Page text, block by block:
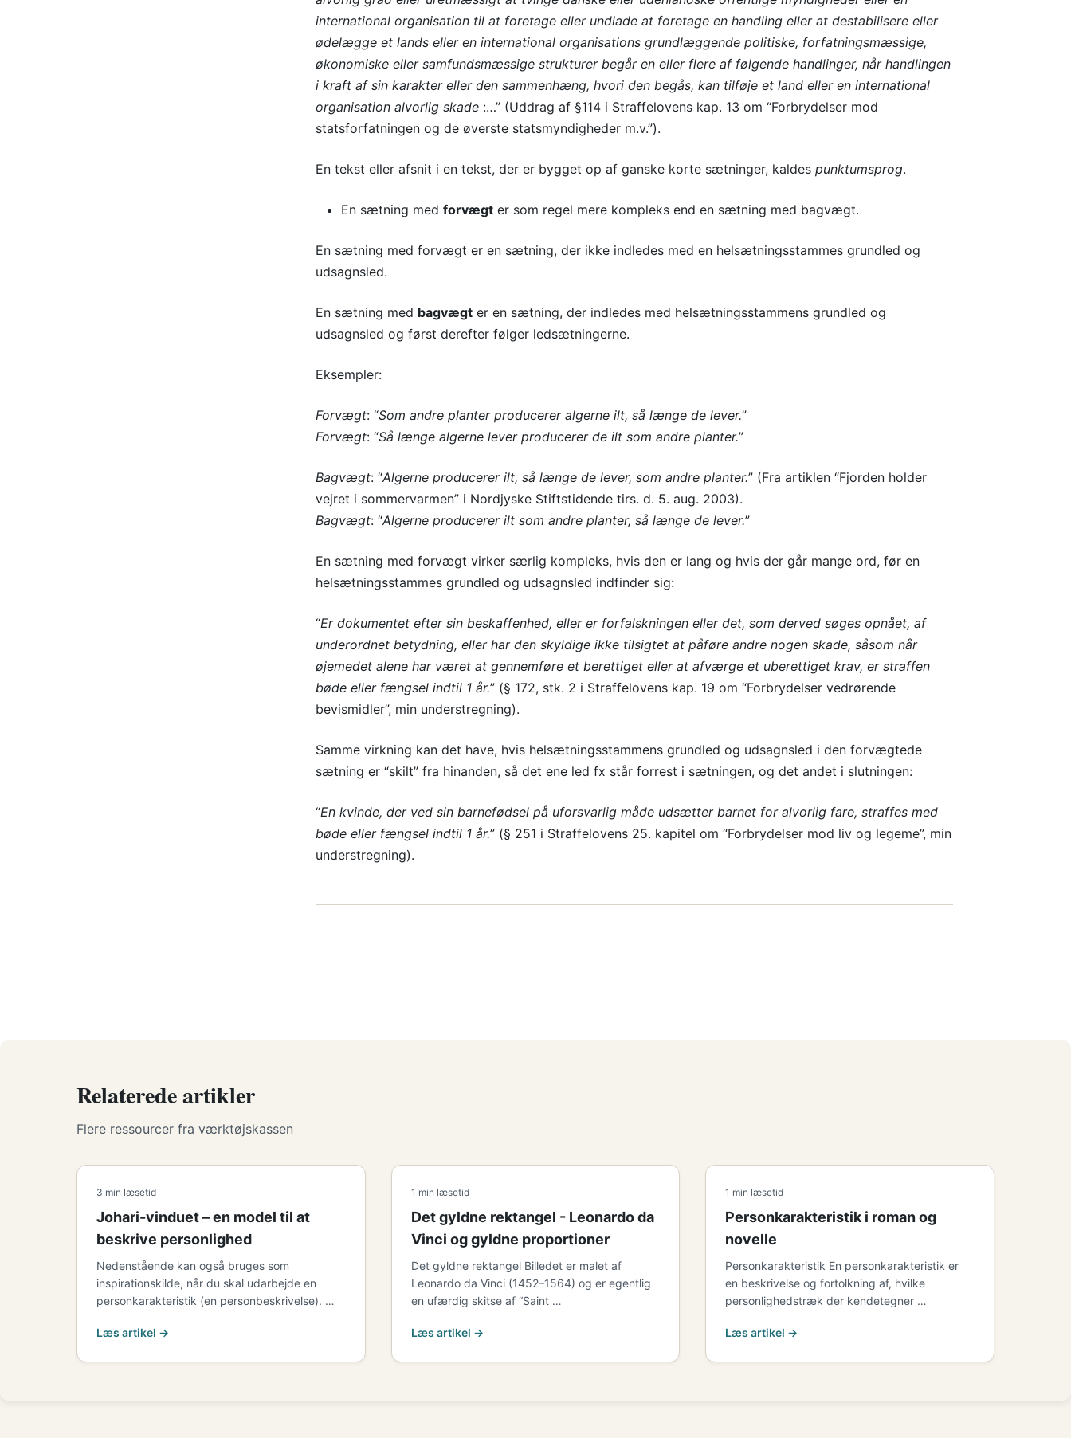
international organisation til at foretage eller undlade at foretage en handling eller at destabilisere eller
ødelægge et lands eller en international organisations grundlæggende politiske, forfatningsmæssige,
økonomiske eller samfundsmæssige strukturer begår en eller flere af følgende handlinger, når handlingen
i kraft af sin karakter eller den sammenhæng, hvori den begås, kan tilføje et land eller en international
organisation alvorlig skade :…” (Uddrag af §114 i Straffelovens kap. 13 om “Forbrydelser mod
statsforfatningen og de øverste statsmyndigheder m.v.”).
En tekst eller afsnit i en tekst, der er bygget op af ganske korte sætninger, kaldes punktumsprog.
En sætning med forvægt er som regel mere kompleks end en sætning med bagvægt.
En sætning med forvægt er en sætning, der ikke indledes med en helsætningsstammes grundled og
udsagnsled.
En sætning med bagvægt er en sætning, der indledes med helsætningsstammens grundled og
udsagnsled og først derefter følger ledsætningerne.
Eksempler:
Forvægt: “Som andre planter producerer algerne ilt, så længe de lever.”
Forvægt: “Så længe algerne lever producerer de ilt som andre planter.”
Bagvægt: “Algerne producerer ilt, så længe de lever, som andre planter.” (Fra artiklen “Fjorden holder
vejret i sommervarmen” i Nordjyske Stiftstidende tirs. d. 5. aug. 2003).
Bagvægt: “Algerne producerer ilt som andre planter, så længe de lever.”
En sætning med forvægt virker særlig kompleks, hvis den er lang og hvis der går mange ord, før en
helsætningsstammes grundled og udsagnsled indfinder sig:
“Er dokumentet efter sin beskaffenhed, eller er forfalskningen eller det, som derved søges opnået, af
underordnet betydning, eller har den skyldige ikke tilsigtet at påføre andre nogen skade, såsom når
øjemedet alene har været at gennemføre et berettiget eller at afværge et uberettiget krav, er straffen
bøde eller fængsel indtil 1 år.” (§ 172, stk. 2 i Straffelovens kap. 19 om “Forbrydelser vedrørende
bevismidler”, min understregning).
Samme virkning kan det have, hvis helsætningsstammens grundled og udsagnsled i den forvægtede
sætning er “skilt” fra hinanden, så det ene led fx står forrest i sætningen, og det andet i slutningen:
“En kvinde, der ved sin barnefødsel på uforsvarlig måde udsætter barnet for alvorlig fare, straffes med
bøde eller fængsel indtil 1 år.” (§ 251 i Straffelovens 25. kapitel om “Forbrydelser mod liv og legeme”, min
understregning).
Relaterede artikler
Flere ressourcer fra værktøjskassen
3 min læsetid
Johari-vinduet – en model til at
beskrive personlighed
Nedenstående kan også bruges som
inspirationskilde, når du skal udarbejde en
personkarakteristik (en personbeskrivelse). …
Læs artikel →
1 min læsetid
Det gyldne rektangel - Leonardo da
Vinci og gyldne proportioner
Det gyldne rektangel Billedet er malet af
Leonardo da Vinci (1452–1564) og er egentlig
en ufærdig skitse af “Saint …
Læs artikel →
1 min læsetid
Personkarakteristik i roman og
novelle
Personkarakteristik En personkarakteristik er
en beskrivelse og fortolkning af, hvilke
personlighedstræk der kendetegner …
Læs artikel →